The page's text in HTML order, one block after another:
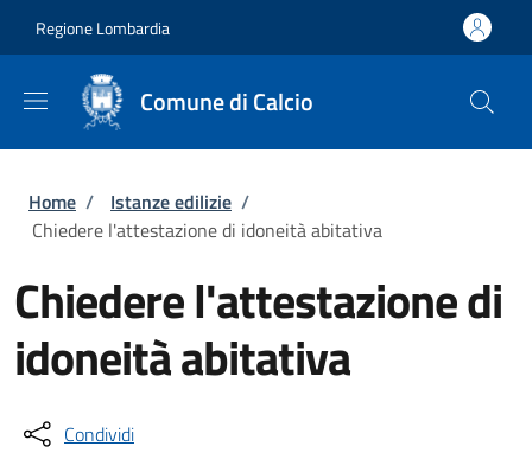
Regione Lombardia
Comune di Calcio
Briciole di pane
Home / Istanze edilizie /
Chiedere l'attestazione di idoneità abitativa
Chiedere l'attestazione di
idoneità abitativa
Condividi